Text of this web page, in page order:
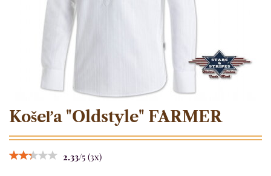
Košeľa "Oldstyle" FARMER
2.33/5 (3x)